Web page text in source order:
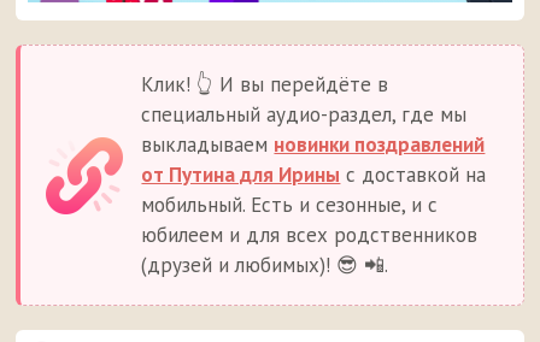
Клик! 👆 И вы перейдёте в
специальный аудио-раздел, где мы
выкладываем новинки поздравлений
от Путина для Ирины с доставкой на
мобильный. Есть и сезонные, и с
юбилеем и для всех родственников
(друзей и любимых)! 😎 📲.